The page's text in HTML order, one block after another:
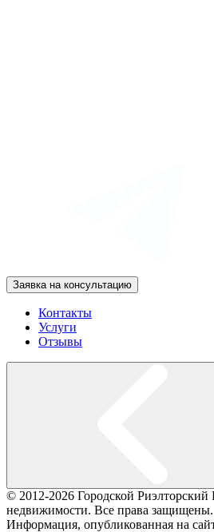
Заявка на консультацию
Контакты
Услуги
Отзывы
© 2012-2026 Городской
недвижимости. Все права защищены.
Информация, опубликованная на